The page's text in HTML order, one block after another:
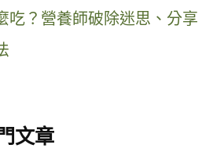
吃？營養師破除迷思、分享
文章